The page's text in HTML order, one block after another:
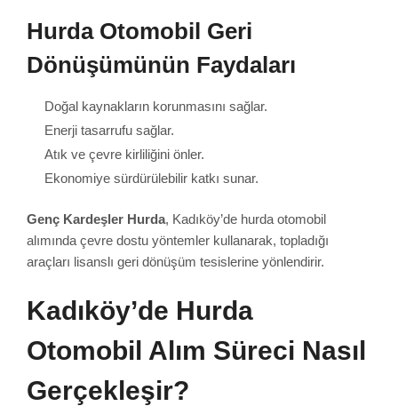
Hurda Otomobil Geri
Dönüşümünün Faydaları
Doğal kaynakların korunmasını sağlar.
Enerji tasarrufu sağlar.
Atık ve çevre kirliliğini önler.
Ekonomiye sürdürülebilir katkı sunar.
Genç Kardeşler Hurda, Kadıköy’de hurda otomobil
alımında çevre dostu yöntemler kullanarak, topladığı
araçları lisanslı geri dönüşüm tesislerine yönlendirir.
Kadıköy’de Hurda
Otomobil Alım Süreci Nasıl
Gerçekleşir?